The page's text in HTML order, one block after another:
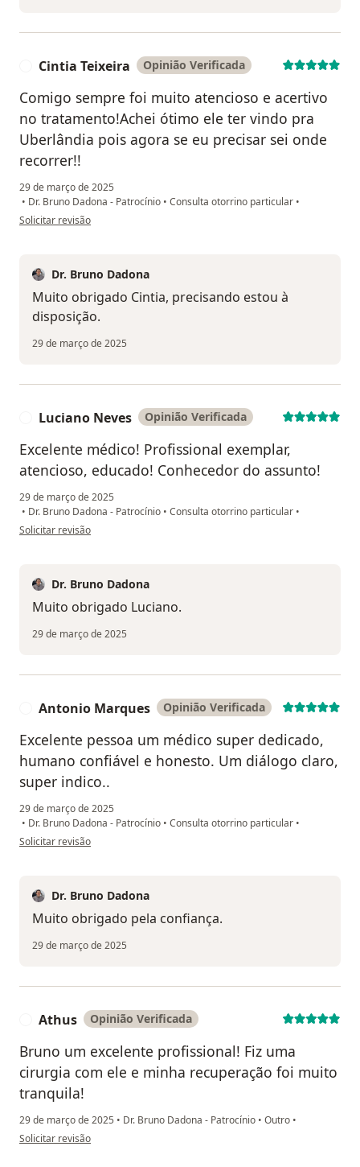
Cintia Teixeira Opinião Verificada
Comigo sempre foi muito atencioso e acertivo
no tratamento!Achei ótimo ele ter vindo pra
Uberlândia pois agora se eu precisar sei onde
recorrer!!
29 de março de 2025
• Dr. Bruno Dadona - Patrocínio • Consulta otorrino particular •
na opinião do utilizador Cintia Teixeira
Solicitar revisão
Dr. Bruno Dadona
Muito obrigado Cintia, precisando estou à
disposição.
29 de março de 2025
Luciano Neves Opinião Verificada
Excelente médico! Profissional exemplar,
atencioso, educado! Conhecedor do assunto!
29 de março de 2025
• Dr. Bruno Dadona - Patrocínio • Consulta otorrino particular •
na opinião do utilizador Luciano Neves
Solicitar revisão
Dr. Bruno Dadona
Muito obrigado Luciano.
29 de março de 2025
Antonio Marques Opinião Verificada
Excelente pessoa um médico super dedicado,
humano confiável e honesto. Um diálogo claro,
super indico..
29 de março de 2025
• Dr. Bruno Dadona - Patrocínio • Consulta otorrino particular •
na opinião do utilizador Antonio Marques
Solicitar revisão
Dr. Bruno Dadona
Muito obrigado pela confiança.
29 de março de 2025
Athus Opinião Verificada
Bruno um excelente profissional! Fiz uma
cirurgia com ele e minha recuperação foi muito
tranquila!
29 de março de 2025 • Dr. Bruno Dadona - Patrocínio • Outro •
na opinião do utilizador Athus
Solicitar revisão